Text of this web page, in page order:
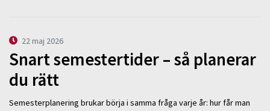
22 maj 2026
Snart semestertider – så planerar
du rätt
Semesterplanering brukar börja i samma fråga varje år: hur får man